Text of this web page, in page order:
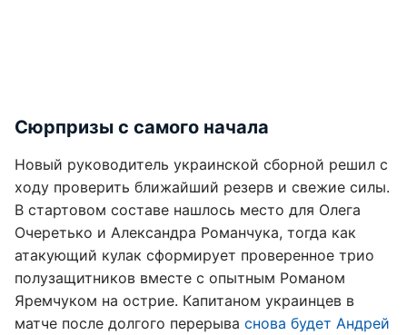
Сюрпризы с самого начала
Новый руководитель украинской сборной решил с
ходу проверить ближайший резерв и свежие силы.
В стартовом составе нашлось место для Олега
Очеретько и Александра Романчука, тогда как
атакующий кулак сформирует проверенное трио
полузащитников вместе с опытным Романом
Яремчуком на острие. Капитаном украинцев в
матче после долгого перерыва снова будет Андрей